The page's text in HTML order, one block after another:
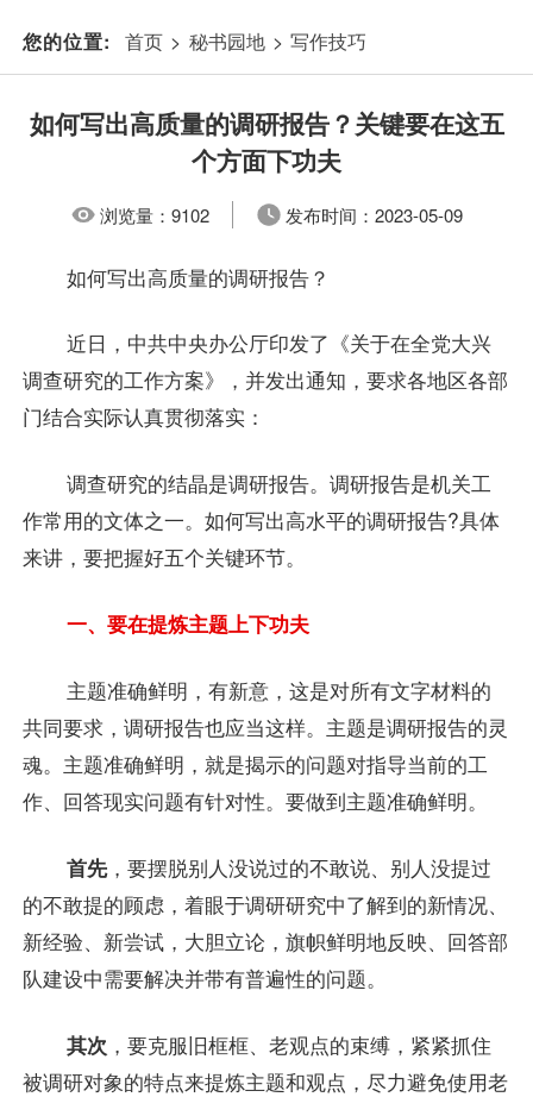
您的位置: 首页 > 秘书园地 > 写作技巧
如何写出高质量的调研报告？关键要在这五
个方面下功夫
浏览量：9102 发布时间： 2023-05-09
如何写出高质量的调研报告？
近日，中共中央办公厅印发了《关于在全党大兴
调查研究的工作方案》，并发出通知，要求各地区各部
门结合实际认真贯彻落实：
调查研究的结晶是调研报告。调研报告是机关工
作常用的文体之一。如何写出高水平的调研报告?具体
来讲，要把握好五个关键环节。
一、要在提炼主题上下功夫
主题准确鲜明，有新意，这是对所有文字材料的
共同要求，调研报告也应当这样。主题是调研报告的灵
魂。主题准确鲜明，就是揭示的问题对指导当前的工
作、回答现实问题有针对性。要做到主题准确鲜明。
首先，要摆脱别人没说过的不敢说、别人没提过
的不敢提的顾虑，着眼于调研研究中了解到的新情况、
新经验、新尝试，大胆立论，旗帜鲜明地反映、回答部
队建设中需要解决并带有普遍性的问题。
其次 ，要克服旧框框、老观点的束缚，紧紧抓住
被调研对象的特点来提炼主题和观点，尽力避免使用老